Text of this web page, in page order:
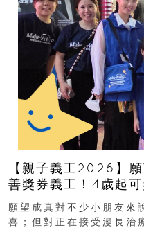
【親子義工2026】
善獎券義工！4歲起
新界
願望成真對不少小朋友來
喜；但對正在接受漫長治